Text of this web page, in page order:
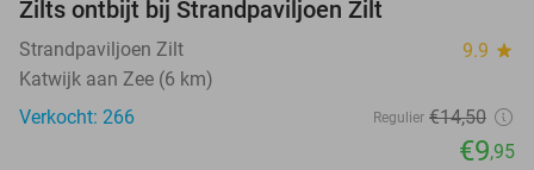
Zilts ontbijt bij Strandpaviljoen Zilt
Strandpaviljoen Zilt 9.9 star
Katwijk aan Zee (6 km)
Verkocht: 266
Regulier €14,50
€9,95